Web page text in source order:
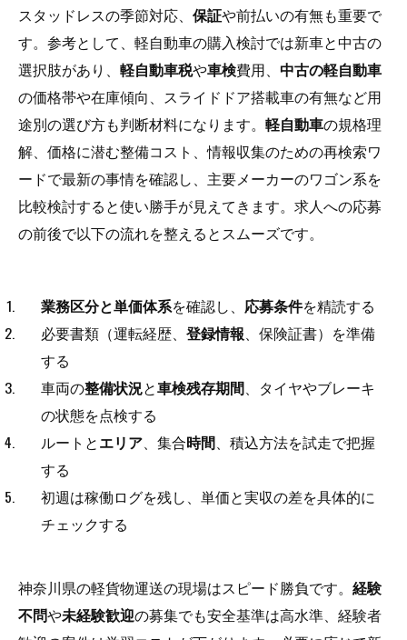
スタッドレスの季節対応、 保証や前払いの有無も重要で
す。参考として、軽自動車の購入検討では新車と中古の
選択肢があり、 軽自動車税や車検費用、 中古の軽自動車
の価格帯や在庫傾向、スライドドア搭載車の有無など用
途別の選び方も判断材料になります。 軽自動車の規格理
解、価格に潜む整備コスト、情報収集のための再検索ワ
ードで最新の事情を確認し、主要メーカーのワゴン系を
比較検討すると使い勝手が見えてきます。求人への応募
の前後で以下の流れを整えるとスムーズです。
業務区分と単価体系を確認し、 応募条件を精読する
必要書類（運転経歴、 登録情報、保険証書）を準備
する
車両の整備状況と車検残存期間、タイヤやブレーキ
の状態を点検する
ルートとエリア、集合時間、積込方法を試走で把握
する
初週は稼働ログを残し、単価と実収の差を具体的に
チェックする
神奈川県の軽貨物運送の現場はスピード勝負です。 経験
不問や未経験歓迎の募集でも安全基準は高水準、経験者